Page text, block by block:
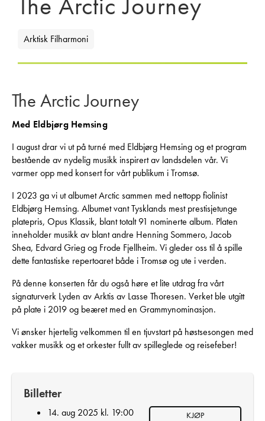
Arktisk Filharmoni
The Arctic Journey
Med Eldbjørg Hemsing
I august drar vi ut på turné med Eldbjørg Hemsing og et program
bestående av nydelig musikk inspirert av landsdelen vår. Vi
varmer opp med konsert for vårt publikum i Tromsø.
I 2023 ga vi ut albumet Arctic sammen med nettopp fiolinist
Eldbjørg Hemsing. Albumet vant Tysklands mest prestisjetunge
platepris, Opus Klassik, blant totalt 91 nominerte album. Platen
inneholder musikk av blant andre Henning Sommero, Jacob
Shea, Edvard Grieg og Frode Fjellheim. Vi gleder oss til å spille
dette fantastiske repertoaret både i Tromsø og ute i verden.
På denne konserten får du også høre et lite utdrag fra vårt
signaturverk Lyden av Arktis av Lasse Thoresen. Verket ble utgitt
på plate i 2019 og beæret med en Grammynominasjon.
Vi ønsker hjertelig velkommen til en tjuvstart på høstsesongen med
vakker musikk og et orkester fullt av spilleglede og reisefeber!
Billetter
14. aug 2025 kl. 19:00 KJØP